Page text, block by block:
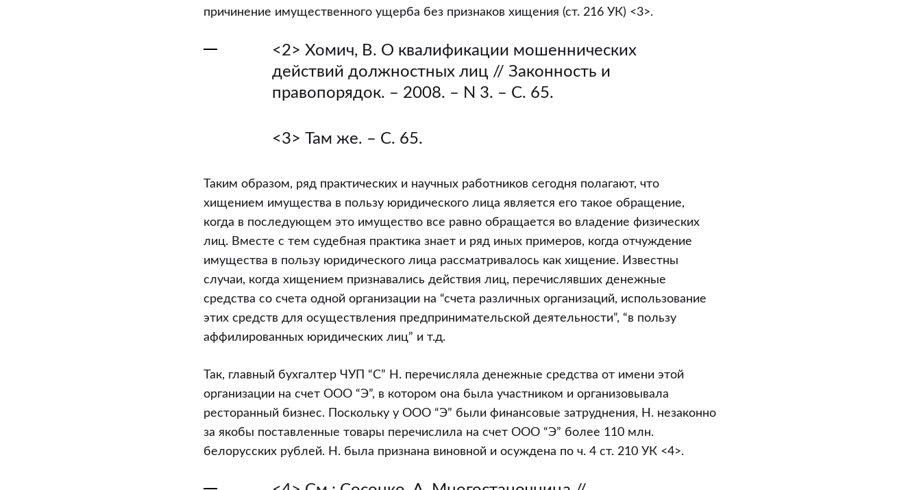
причинение имущественного ущерба без признаков хищения (ст. 216 УК) <3>.
<2> Хомич, В. О квалификации мошеннических
действий должностных лиц // Законность и
правопорядок. – 2008. – N 3. – С. 65.
<3> Там же. – С. 65.
Таким образом, ряд практических и научных работников сегодня полагают, что
хищением имущества в пользу юридического лица является его такое обращение,
когда в последующем это имущество все равно обращается во владение физических
лиц. Вместе с тем судебная практика знает и ряд иных примеров, когда отчуждение
имущества в пользу юридического лица рассматривалось как хищение. Известны
случаи, когда хищением признавались действия лиц, перечислявших денежные
средства со счета одной организации на “счета различных организаций, использование
этих средств для осуществления предпринимательской деятельности”, “в пользу
аффилированных юридических лиц” и т.д.
Так, главный бухгалтер ЧУП “С” Н. перечисляла денежные средства от имени этой
организации на счет ООО “Э”, в котором она была участником и организовывала
ресторанный бизнес. Поскольку у ООО “Э” были финансовые затруднения, Н. незаконно
за якобы поставленные товары перечислила на счет ООО “Э” более 110 млн.
белорусских рублей. Н. была признана виновной и осуждена по ч. 4 ст. 210 УК <4>.